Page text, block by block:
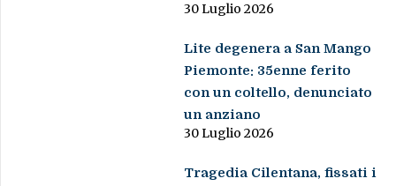
30 Luglio 2026
Lite degenera a San Mango
Piemonte: 35enne ferito
con un coltello, denunciato
un anziano
30 Luglio 2026
Tragedia Cilentana, fissati i